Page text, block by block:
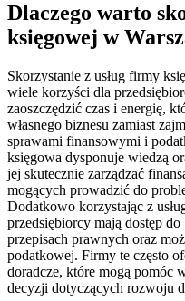
Dlaczego warto
księgowej w
Skorzystanie z usług firmy
wiele korzyści dla
zaoszczędzić czas i energię,
własnego biznesu zamiast
sprawami finansowymi i
księgowa dysponuje wiedzą
jej skutecznie zarządzać
mogących prowadzić do
Dodatkowo korzystając z
przedsiębiorcy mają dostęp
przepisach prawnych oraz
podatkowej. Firmy te często
doradcze, które mogą pomóc
decyzji dotyczących rozwoju